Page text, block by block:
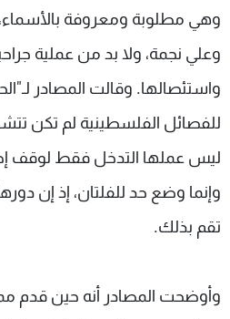
وهي مطلوبة ومعروفة
وعلي نجمة، ولا بد من عملية
واستئصالها. وقالت المصادر
للفصائل الفلسطينية لم تكن
ليس عملها التدخل فقط لوقف
وإنما وضع حد للفلتان، إذ إن
تقم بذلك.
وأوضحت المصادر أنه حين قدم